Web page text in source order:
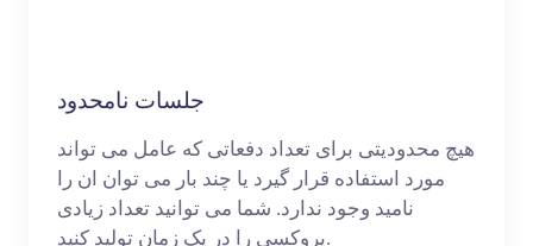
جلسات نامحدود
هیچ محدودیتی برای تعداد دفعاتی که عامل می تواند
مورد استفاده قرار گیرد یا چند بار می توان ان را
نامید وجود ندارد. شما می توانید تعداد زیادی
پروکسی را در یک زمان تولید کنید.